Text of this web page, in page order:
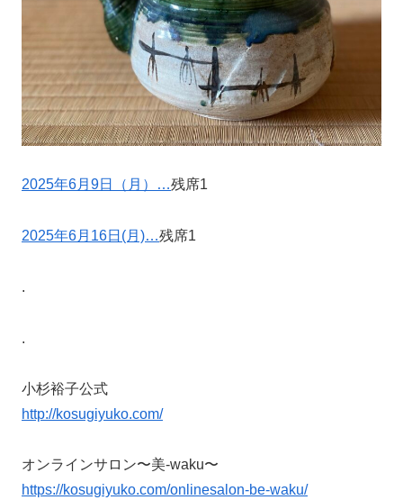
2025年6月9日（月）…残席1
2025年6月16日(月)…残席1
.
.
小杉裕子公式
http://kosugiyuko.com/
オンラインサロン〜美-waku〜
https://kosugiyuko.com/onlinesalon-be-waku/